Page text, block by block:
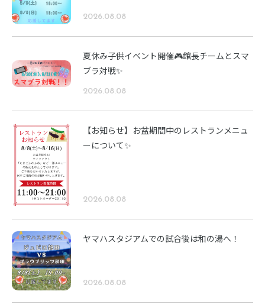
2026.08.08
夏休み子供イベント開催🎮館長チームとスマ
ブラ対戦✨
2026.08.08
【お知らせ】お盆期間中のレストランメニュ
ーについて✨
2026.08.08
ヤマハスタジアムでの試合後は和の湯へ！
2026.08.08